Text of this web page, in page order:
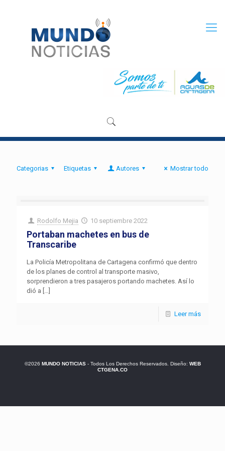
Categorias Etiquetas Autores Mostrar todo
Rodolfo Mejia 10 septiembre 2022
Portaban machetes en bus de
Transcaribe
La Policía Metropolitana de Cartagena confirmó que dentro
de los planes de control al transporte masivo,
sorprendieron a tres pasajeros portando machetes. Así lo
dió a […]
Leer más
©2026 MUNDO NOTICIAS- Todos Los Derechos Reservados. Diseño: WEB
CTGENA.CO